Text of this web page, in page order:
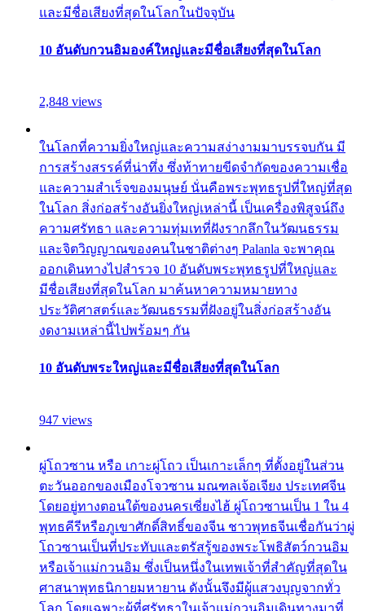
และมีชื่อเสียงที่สุดในโลกในปัจจุบัน
10 อันดับกวนอิมองค์ใหญ่และมีชื่อเสียงที่สุดในโลก
2,848 views
ในโลกที่ความยิ่งใหญ่และความสง่างามมาบรรจบกัน มี
การสร้างสรรค์ที่น่าทึ่ง ซึ่งท้าทายขีดจำกัดของความเชื่อ
และความสำเร็จของมนุษย์ นั่นคือพระพุทธรูปที่ใหญ่ที่สุด
ในโลก สิ่งก่อสร้างอันยิ่งใหญ่เหล่านี้ เป็นเครื่องพิสูจน์ถึง
ความศรัทธา และความทุ่มเทที่ฝังรากลึกในวัฒนธรรม
และจิตวิญญาณของคนในชาติต่างๆ Palanla จะพาคุณ
ออกเดินทางไปสำรวจ 10 อันดับพระพุทธรูปที่ใหญ่และ
มีชื่อเสียงที่สุดในโลก มาค้นหาความหมายทาง
ประวัติศาสตร์และวัฒนธรรมที่ฝังอยู่ในสิ่งก่อสร้างอัน
งดงามเหล่านี้ไปพร้อมๆ กัน
10 อันดับพระใหญ่และมีชื่อเสียงที่สุดในโลก
947 views
ผู่โถวซาน หรือ เกาะผู่โถว เป็นเกาะเล็กๆ ที่ตั้งอยู่ในส่วน
ตะวันออกของเมืองโจวซาน มณฑลเจ้อเจียง ประเทศจีน
โดยอยู่ทางตอนใต้ของนครเซี่ยงไฮ้ ผู่โถวซานเป็น 1 ใน 4
พุทธคีรีหรือภูเขาศักดิ์สิทธิ์ของจีน ชาวพุทธจีนเชื่อกันว่าผู่
โถวซานเป็นที่ประทับและตรัสรู้ของพระโพธิสัตว์กวนอิม
หรือเจ้าแม่กวนอิม ซึ่งเป็นหนึ่งในเทพเจ้าที่สำคัญที่สุดใน
ศาสนาพุทธนิกายมหายาน ดังนั้นจึงมีผู้แสวงบุญจากทั่ว
โลก โดยเฉพาะผู้ที่ศรัทธาในเจ้าแม่กวนอิมเดินทางมาที่